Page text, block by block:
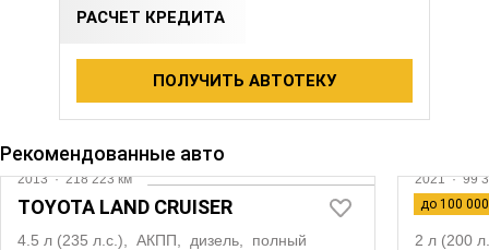
РАСЧЕТ КРЕДИТА
ПОЛУЧИТЬ АВТОТЕКУ
Рекомендованные авто
2013·218 223 км
TOYOTA LAND CRUISER
4.5 л (235 л.с.), АКПП, дизель, полный
до 100
2021·99
LAND
2 л (200